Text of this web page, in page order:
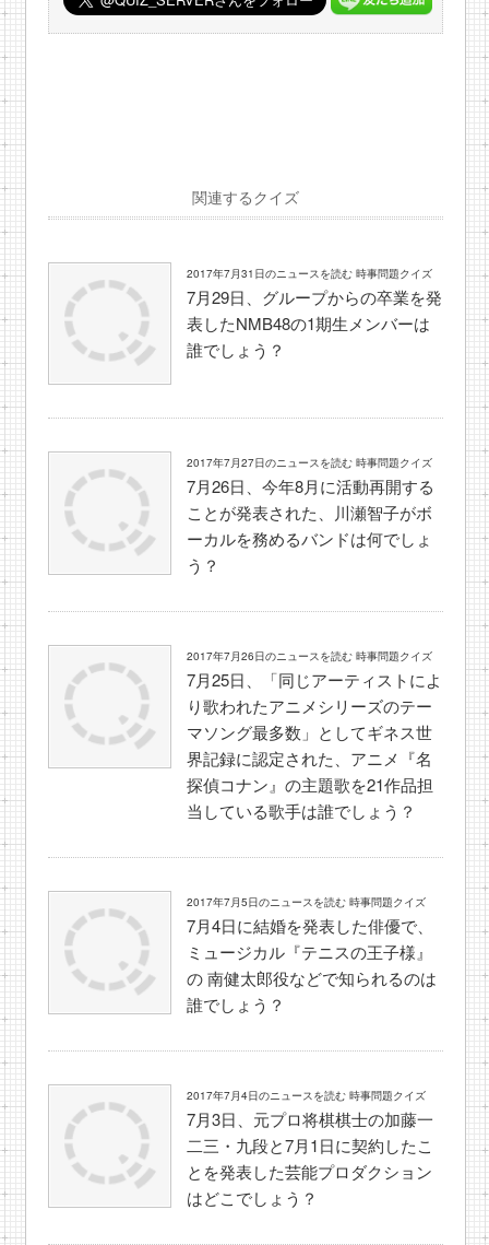
関連するクイズ
2017年7月31日のニュースを読む 時事問題クイズ
7月29日、グループからの卒業を発
表したNMB48の1期生メンバーは
誰でしょう？
2017年7月27日のニュースを読む 時事問題クイズ
7月26日、今年8月に活動再開する
ことが発表された、川瀬智子がボ
ーカルを務めるバンドは何でしょ
う？
2017年7月26日のニュースを読む 時事問題クイズ
7月25日、「同じアーティストによ
り歌われたアニメシリーズのテー
マソング最多数」としてギネス世
界記録に認定された、アニメ『名
探偵コナン』の主題歌を21作品担
当している歌手は誰でしょう？
2017年7月5日のニュースを読む 時事問題クイズ
7月4日に結婚を発表した俳優で、
ミュージカル『テニスの王子様』
の 南健太郎役などで知られるのは
誰でしょう？
2017年7月4日のニュースを読む 時事問題クイズ
7月3日、元プロ将棋棋士の加藤一
二三・九段と7月1日に契約したこ
とを発表した芸能プロダクション
はどこでしょう？